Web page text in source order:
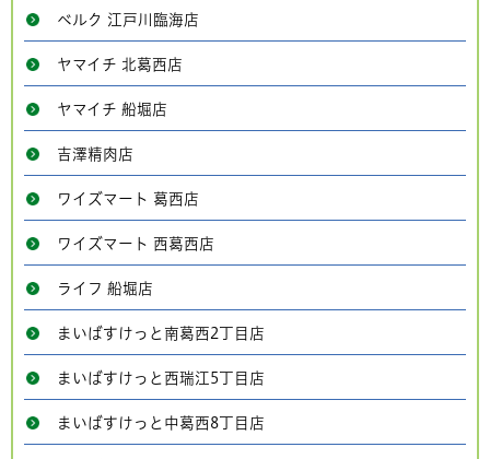
ベルク 江戸川臨海店
ヤマイチ 北葛西店
ヤマイチ 船堀店
吉澤精肉店
ワイズマート 葛西店
ワイズマート 西葛西店
ライフ 船堀店
まいばすけっと南葛西2丁目店
まいばすけっと西瑞江5丁目店
まいばすけっと中葛西8丁目店